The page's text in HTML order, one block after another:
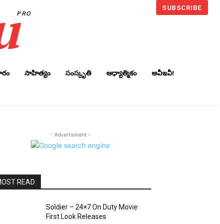
PRO
SUBSCRIBE
సాహిత్యం సంస్కృతి ఆధ్యాత్మికం అవీఇవీ!
- Advertisment -
READ
Soldier – 24×7 On Duty Movie
First Look Releases